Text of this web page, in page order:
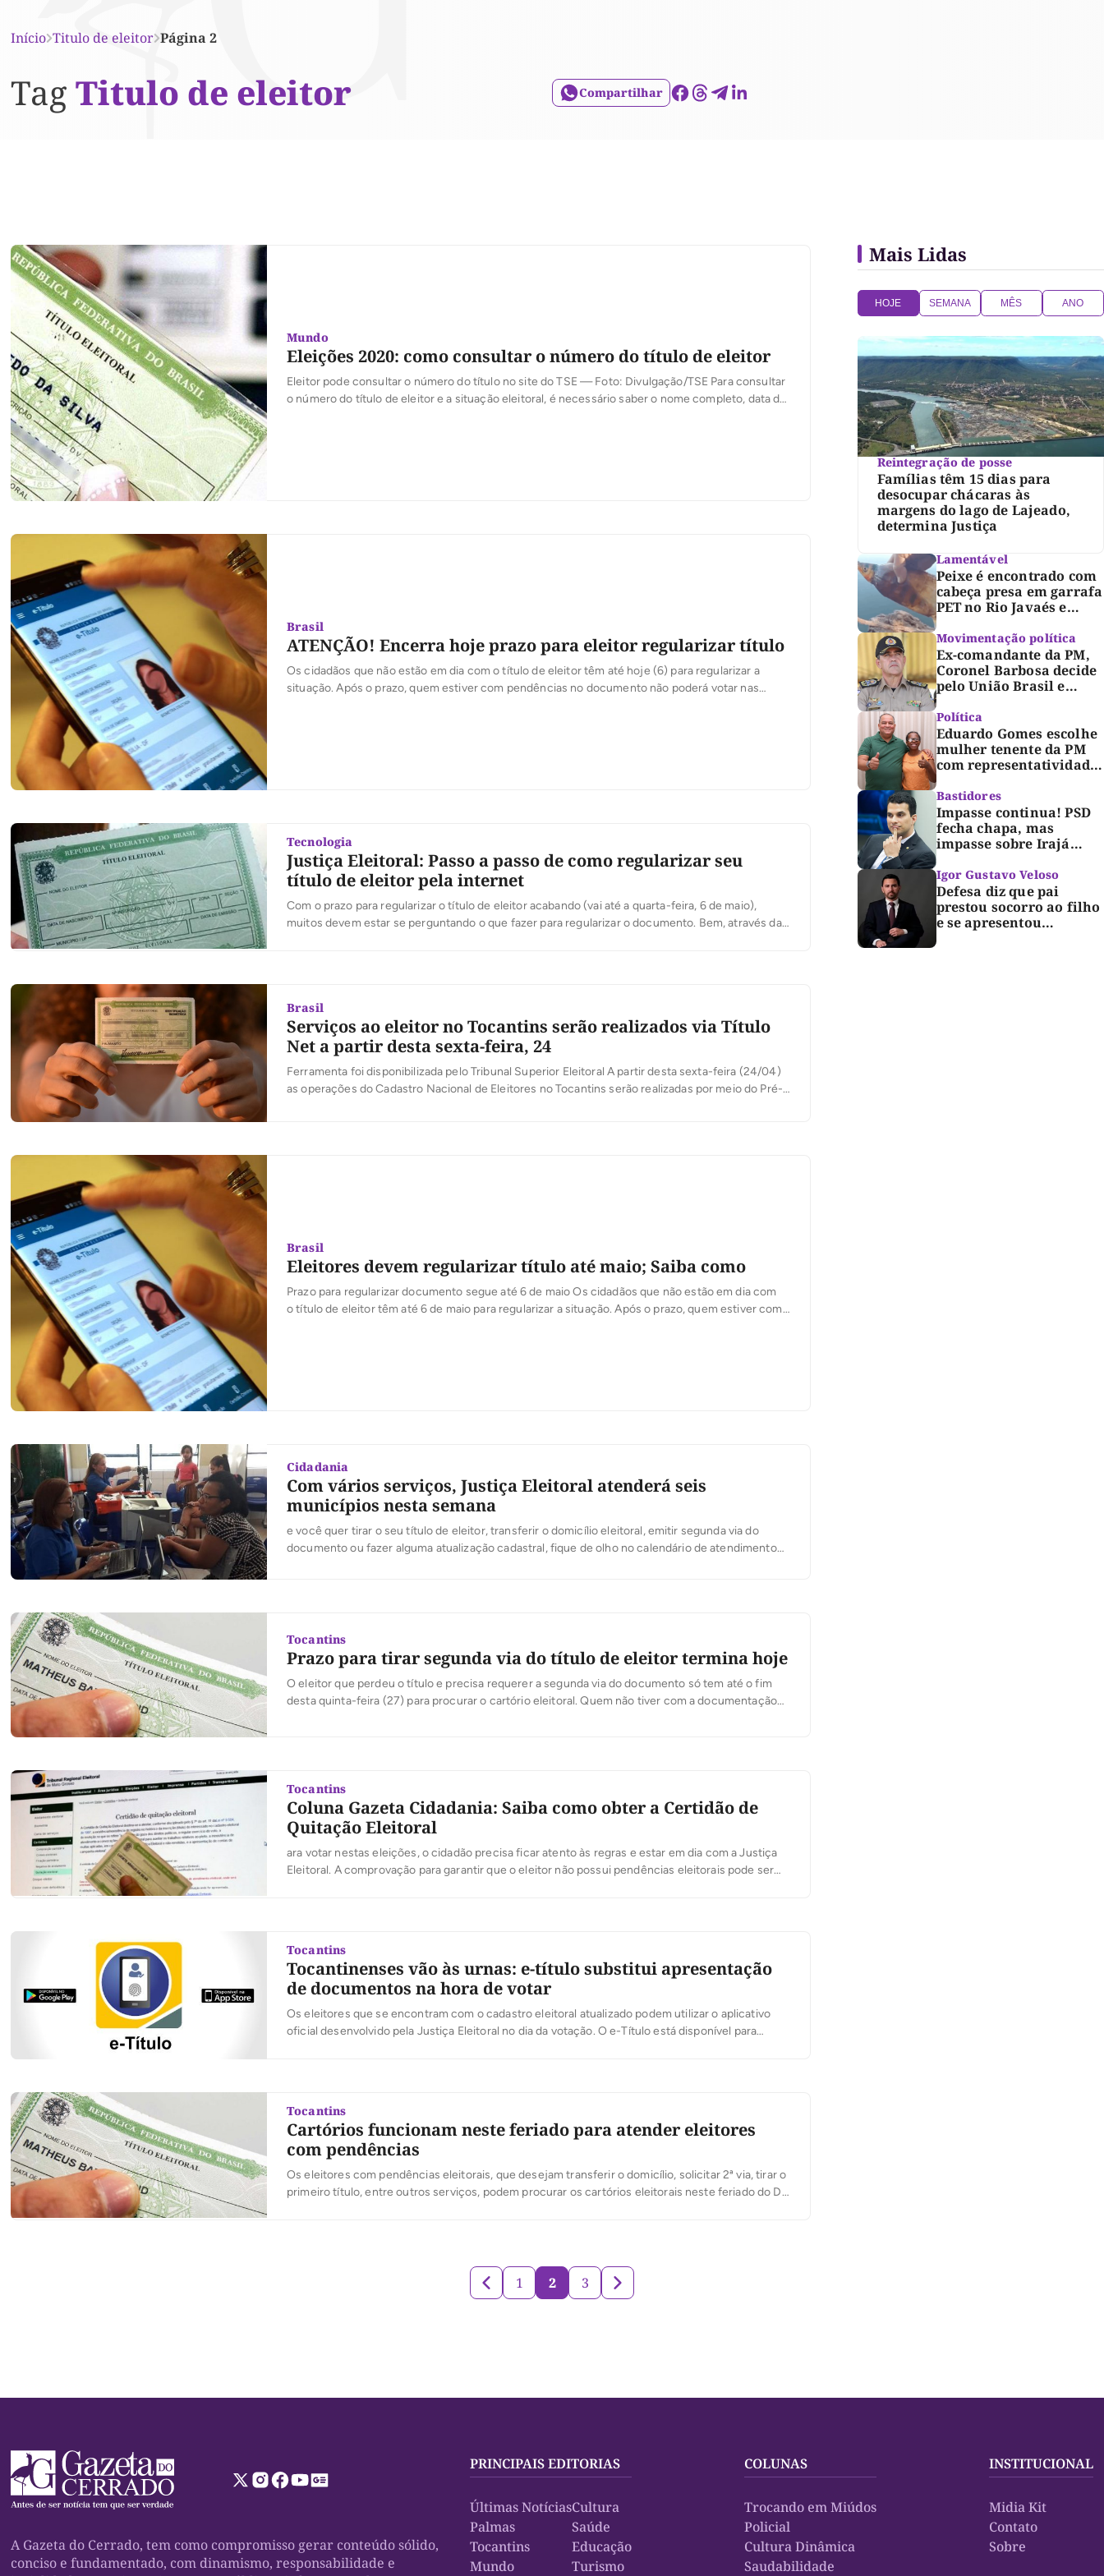
Início Titulo de eleitor Página 2
Tag Titulo de eleitor Compartilhar
Mundo
Eleições 2020: como consultar o número do título de eleitor
Eleitor pode consultar o número do título no site do TSE — Foto: Divulgação/TSE Para consultar
o número do título de eleitor e a situação eleitoral, é necessário saber o nome completo, data de
Brasil
ATENÇÃO! Encerra hoje prazo para eleitor regularizar título
Os cidadãos que não estão em dia com o título de eleitor têm até hoje (6) para regularizar a
situação. Após o prazo, quem estiver com pendências no documento não poderá votar nas
Tecnologia
Justiça Eleitoral: Passo a passo de como regularizar seu
título de eleitor pela internet
Com o prazo para regularizar o título de eleitor acabando (vai até a quarta-feira, 6 de maio),
muitos devem estar se perguntando o que fazer para regularizar o documento. Bem, através da
Brasil
Serviços ao eleitor no Tocantins serão realizados via Título
Net a partir desta sexta-feira, 24
Ferramenta foi disponibilizada pelo Tribunal Superior Eleitoral A partir desta sexta-feira (24/04)
as operações do Cadastro Nacional de Eleitores no Tocantins serão realizadas por meio do Pré-
Brasil
Eleitores devem regularizar título até maio; Saiba como
Prazo para regularizar documento segue até 6 de maio Os cidadãos que não estão em dia com
o título de eleitor têm até 6 de maio para regularizar a situação. Após o prazo, quem estiver com
Cidadania
Com vários serviços, Justiça Eleitoral atenderá seis
municípios nesta semana
e você quer tirar o seu título de eleitor, transferir o domicílio eleitoral, emitir segunda via do
documento ou fazer alguma atualização cadastral, fique de olho no calendário de atendimento
Tocantins
Prazo para tirar segunda via do título de eleitor termina hoje
O eleitor que perdeu o título e precisa requerer a segunda via do documento só tem até o fim
desta quinta-feira (27) para procurar o cartório eleitoral. Quem não tiver com a documentação
Tocantins
Coluna Gazeta Cidadania: Saiba como obter a Certidão de
Quitação Eleitoral
ara votar nestas eleições, o cidadão precisa ficar atento às regras e estar em dia com a Justiça
Eleitoral. A comprovação para garantir que o eleitor não possui pendências eleitorais pode ser
Tocantins
Tocantinenses vão às urnas: e-título substitui apresentação
de documentos na hora de votar
Os eleitores que se encontram com o cadastro eleitoral atualizado podem utilizar o aplicativo
oficial desenvolvido pela Justiça Eleitoral no dia da votação. O e-Título está disponível para
Tocantins
Cartórios funcionam neste feriado para atender eleitores
com pendências
Os eleitores com pendências eleitorais, que desejam transferir o domicílio, solicitar 2ª via, tirar o
primeiro título, entre outros serviços, podem procurar os cartórios eleitorais neste feriado do Dia
Mais Lidas
HOJE SEMANA MÊS ANO
Reintegração de posse
Famílias têm 15 dias para
desocupar chácaras às
margens do lago de Lajeado,
determina Justiça
Lamentável
Peixe é encontrado com
cabeça presa em garrafa
PET no Rio Javaés e
vídeo alerta para
impacto do lixo nos rios
Movimentação política
Ex-comandante da PM,
Coronel Barbosa decide
pelo União Brasil e
reforça chapa federal de
Dorinha
Política
Eduardo Gomes escolhe
mulher tenente da PM
com representatividade
e trajetória de
superação para compor
segunda suplência ao
Senado
Bastidores
Impasse continua! PSD
fecha chapa, mas
impasse sobre Irajá
segue até o limite do
prazo no TRE; Laurez diz
que nome dele não foi
homologado
Igor Gustavo Veloso
Defesa diz que pai
prestou socorro ao filho
e se apresentou
espontaneamente à
1 2 3
A Gazeta do Cerrado, tem como compromisso gerar conteúdo sólido,
conciso e fundamentado, com dinamismo, responsabilidade e
PRINCIPAIS EDITORIAS
Últimas Notícias
Palmas
Tocantins
Mundo
Cultura
Saúde
Educação
Turismo
COLUNAS
Trocando em Miúdos
Policial
Cultura Dinâmica
Saudabilidade
INSTITUCIONAL
Midia Kit
Contato
Sobre